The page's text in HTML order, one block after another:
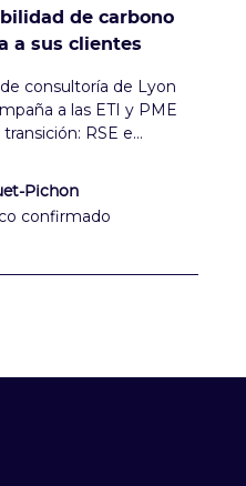
de carbono
a sus clientes
consultoría de Lyon
a las ETI y PME
RSE e
de recursos. El
12 consultores.‍En este
sobre la elección de
clientes, las ventajas
y los beneficios
Pichon
confirmado